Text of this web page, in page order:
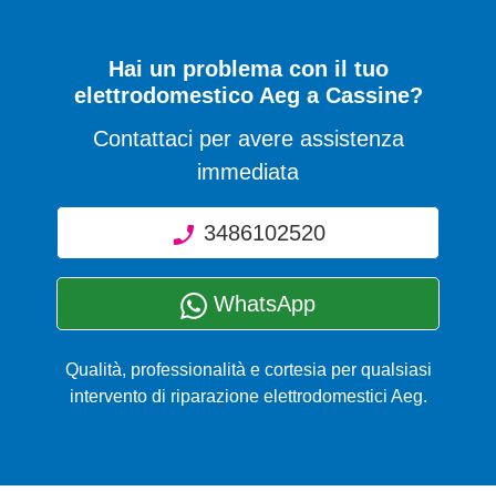
Hai un problema con il tuo
elettrodomestico Aeg a Cassine?
Contattaci per avere assistenza
immediata
3486102520
WhatsApp
Qualità, professionalità e cortesia per qualsiasi
intervento di riparazione elettrodomestici Aeg.